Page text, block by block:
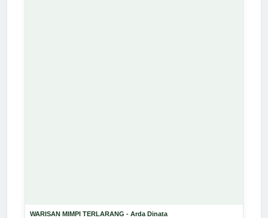
WARISAN MIMPI TERLARANG - Arda Dinata